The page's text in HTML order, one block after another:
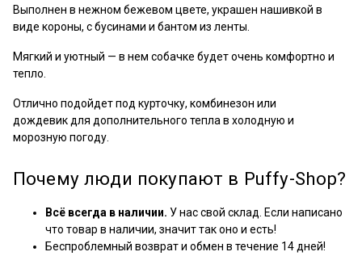
Выполнен в нежном бежевом цвете, украшен нашивкой в
виде короны, с бусинами и бантом из ленты.
Мягкий и уютный — в нем собачке будет очень комфортно и
тепло.
Отлично подойдет под курточку, комбинезон или
дождевик для дополнительного тепла в холодную и
морозную погоду.
Почему люди покупают в Puffy-Shop?
Всё всегда в наличии. У нас свой склад. Если написано
что товар в наличии, значит так оно и есть!
Беспроблемный возврат и обмен в течение 14 дней!